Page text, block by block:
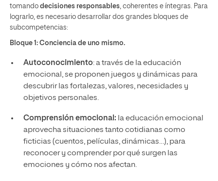
tomando decisiones responsables, coherentes e íntegras. Para
lograrlo, es necesario desarrollar dos grandes bloques de
subcompetencias:
Bloque 1: Conciencia de uno mismo.
Autoconocimiento: a través de la educación
emocional, se proponen juegos y dinámicas para
descubrir las fortalezas, valores, necesidades y
objetivos personales.
Comprensión emocional: la educación emocional
aprovecha situaciones tanto cotidianas como
ficticias (cuentos, películas, dinámicas…), para
reconocer y comprender por qué surgen las
emociones y cómo nos afectan.